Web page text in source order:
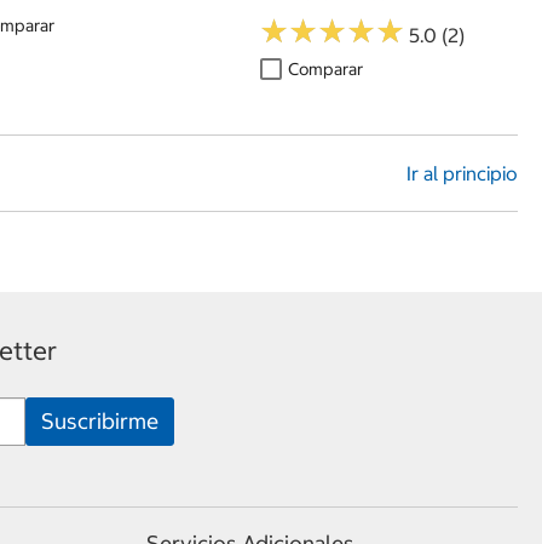
★★★★★
★★★★★ 5.0 (2)
Comparar
Ir al principio